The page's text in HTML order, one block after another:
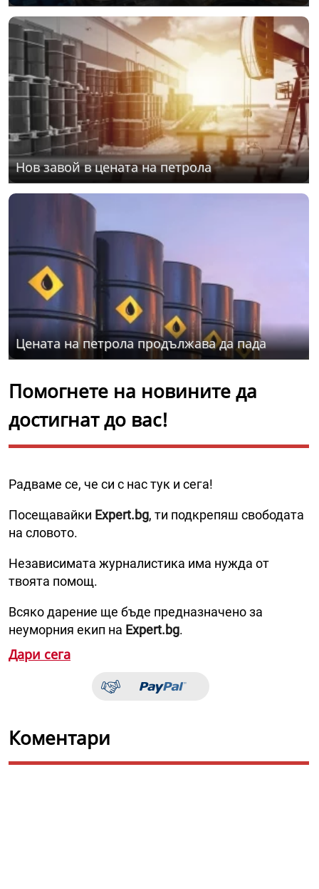
Нов завой в цената на петрола
Цената на петрола продължава да пада
Помогнете на новините да
достигнат до вас!
Радваме се, че си с нас тук и сега!
Посещавайки Expert.bg, ти подкрепяш свободата
на словото.
Независимата журналистика има нужда от
твоята помощ.
Всяко дарение ще бъде предназначено за
неуморния екип на Expert.bg.
Дари сега
Коментари